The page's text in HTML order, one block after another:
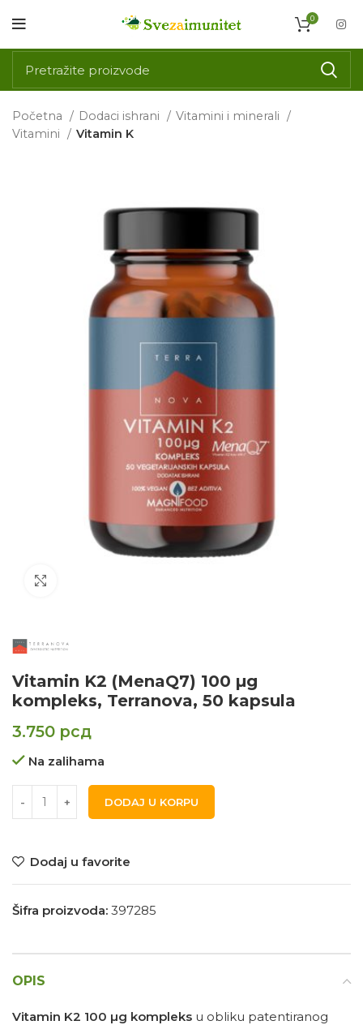
0
Početna Dodaci ishrani
Vitamini i minerali
Vitamini
Vitamin K
Vitamin K2 (MenaQ7) 100 µg
kompleks, Terranova, 50 kapsula
3.750 рсд
Na zalihama
DODAJ U KORPU
Dodaj u favorite
Šifra proizvoda: 397285
OPIS
Vitamin K2 100 µg kompleks u obliku patentiranog